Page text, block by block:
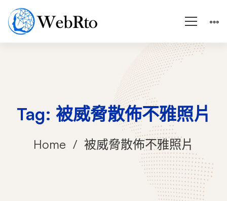
Tag: 被威脅散佈不雅照片
Home 被威脅散佈不雅照片